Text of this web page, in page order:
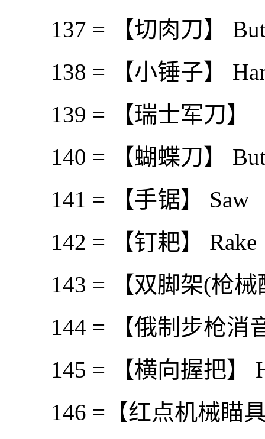
137 = 【切肉刀】
138 = 【小锤子】
139 = 【瑞士军刀】
140 = 【蝴蝶刀】
141 = 【手锯】 Saw
142 = 【钉耙】 Rake
143 = 【双脚架(枪械
144 = 【俄制步枪消音
145 = 【横向握把】
146 =【红点机械瞄具